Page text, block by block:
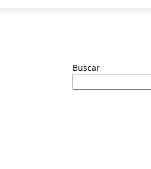
Buscar